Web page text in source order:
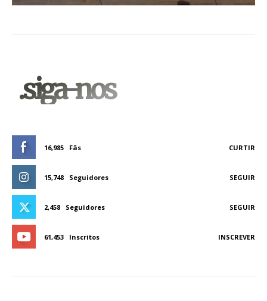
.siga-nos
16,985 Fãs CURTIR
15,748 Seguidores SEGUIR
2,458 Seguidores SEGUIR
61,453 Inscritos INSCREVER